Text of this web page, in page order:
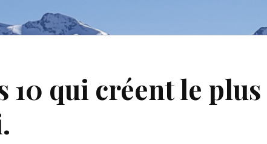
10 qui créent le plus